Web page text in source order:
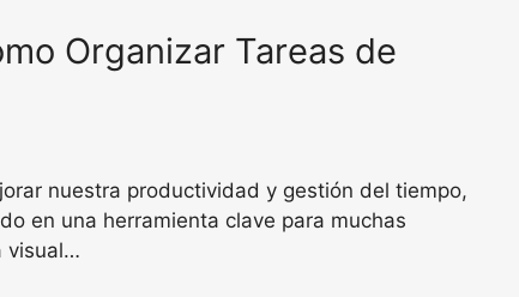
Organizar Tareas de
nuestra productividad y gestión del tiempo,
en una herramienta clave para muchas
visual…